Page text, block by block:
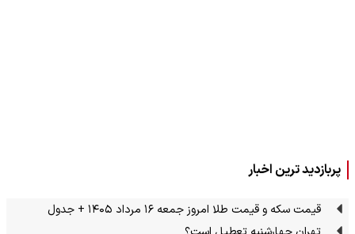
پربازدید ترین اخبار
قیمت سکه و قیمت طلا امروز جمعه ۱۶ مرداد ۱۴۰۵ + جدول